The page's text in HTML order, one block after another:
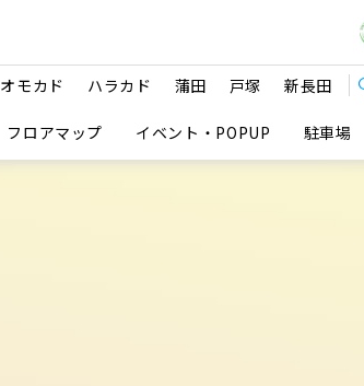
オモカド ハラカド 蒲田 戸塚 新長田
フロアマップ イベント・POPUP 駐車場